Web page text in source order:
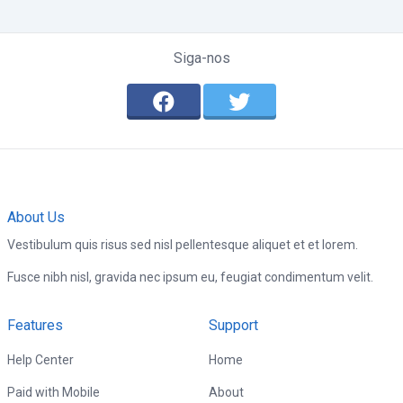
Siga-nos
About Us
Vestibulum quis risus sed nisl pellentesque aliquet et et lorem.
Fusce nibh nisl, gravida nec ipsum eu, feugiat condimentum velit.
Features
Help Center
Paid with Mobile
Support
Home
About